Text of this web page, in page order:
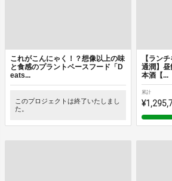
これがこんにゃく！？想像以上の味
と食感のプラントベースフード「D
eats...
このプロジェクトは終了いたしまし
た。
【ラン
通潤】昼
本酒【...
累計